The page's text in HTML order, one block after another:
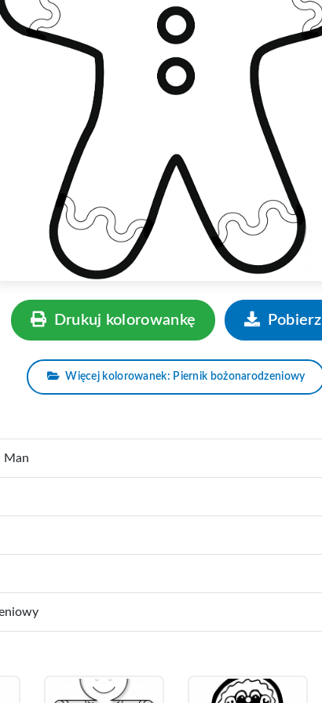
Drukuj kolorowankę Pobierz
Więcej kolorowanek: Piernik bożonarodzeniowy
Man